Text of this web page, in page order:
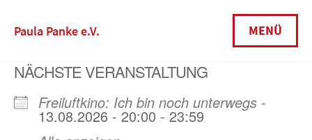
Paula Panke e.V. MENÜ
NÄCHSTE VERANSTALTUNG
Freiluftkino: Ich bin noch unterwegs -
13.08.2026 - 20:00 - 23:59